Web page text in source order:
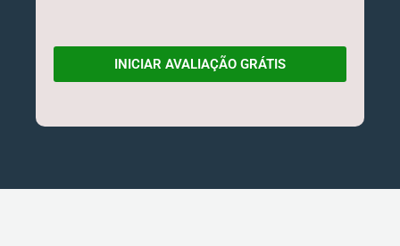
INICIAR AVALIAÇÃO GRÁTIS